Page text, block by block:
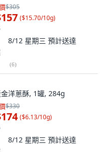
$305
($15.70/10g)
8/12 星期三 預計送達
(6)
洋蔥酥, 1罐, 284g
$330
($6.13/10g)
8/12 星期三 預計送達